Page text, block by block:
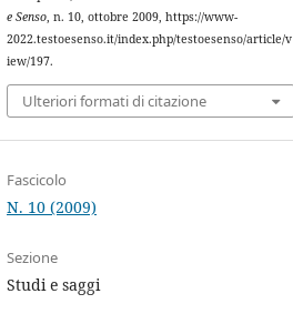
e Senso, n. 10, ottobre 2009, https://www-
2022.testoesenso.it/index.php/testoesenso/article/v
iew/197.
Ulteriori formati di citazione
Fascicolo
N. 10 (2009)
Sezione
Studi e saggi